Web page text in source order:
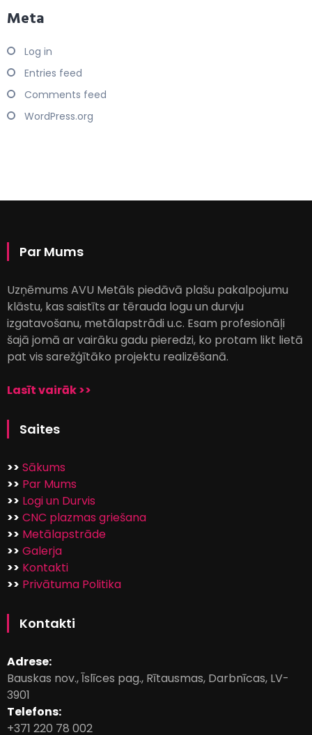
Meta
Log in
Entries feed
Comments feed
WordPress.org
Par Mums
Uzņēmums AVU Metāls piedāvā plašu pakalpojumu
klāstu, kas saistīts ar tērauda logu un durvju
izgatavošanu, metālapstrādi u.c. Esam profesionāļi
šajā jomā ar vairāku gadu pieredzi, ko protam likt lietā
pat vis sarežģītāko projektu realizēšanā.
Lasīt vairāk >>
Saites
>> Sākums
>> Par Mums
>> Logi un Durvis
>> CNC plazmas griešana
>> Metālapstrāde
>> Galerja
>> Kontakti
>> Privātuma Politika
Kontakti
Adrese:
Bauskas nov., Īslīces pag., Rītausmas, Darbnīcas, LV-
3901
Telefons:
+371 220 78 002